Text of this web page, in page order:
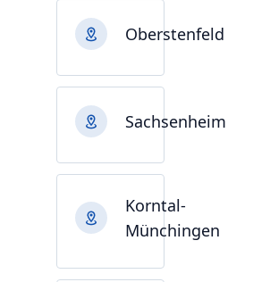
Oberstenfeld
Sachsenheim
Korntal-
Münchingen